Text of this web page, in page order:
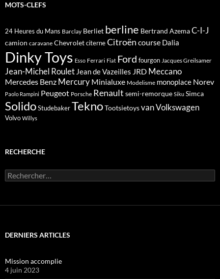
MOTS-CLEFS
24 Heures du Mans Barclay Berliet berline Bertrand AzemaC-I-J
camion caravane ChevroletciterneCitroën course Dalia
Dinky Toys Esso Ferrari Fiat Ford fourgon Jacques Greilsamer
Jean-Michel Roulet Jean de Vazeilles JRD Meccano
Mercedes Benz Mercury Minialuxe Modelisme monoplace Norev
Paolo Rampini Peugeot Porsche Renault semi-remorque Siku Simca
SolidoStudebakerTeknoTootsietoysvanVolkswagen
Volvo Willys
RECHERCHE
Rechercher :
DERNIERS ARTICLES
Mission accomplie
4 juin 2023